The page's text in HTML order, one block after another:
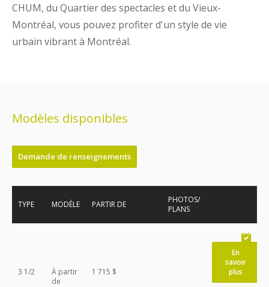
CHUM, du Quartier des spectacles et du Vieux-
Montréal, vous pouvez profiter d'un style de vie
urbain vibrant à Montréal.
Modèles disponibles
Demande de renseignements
TYPE MODÈLE PARTIR DE
PHOTOS/
PLANS
3 1/2
À partir
de
1 715 $
En
savoir
plus